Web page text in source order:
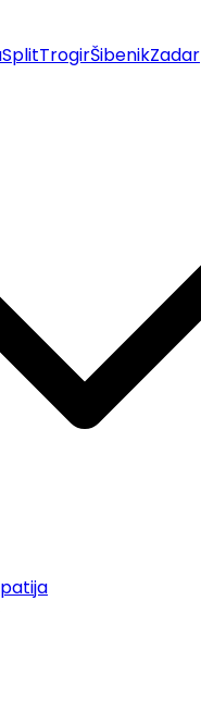
SplitTrogirŠibenikZadar